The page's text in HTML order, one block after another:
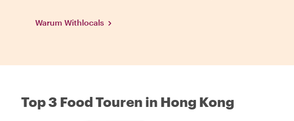
Warum Withlocals
Top 3 Food Touren in Hong Kong